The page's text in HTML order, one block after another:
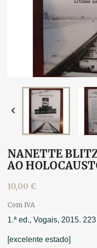

NANETTE
AO
10,00 €
Com IVA
1.ª ed., Vogais, 2015.
[excelente estado]